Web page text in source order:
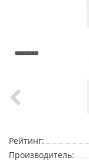
Рейтинг:
Производитель: